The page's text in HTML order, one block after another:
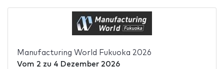
Manufacturing World Fukuoka 2026
Vom 2 zu 4 Dezember 2026